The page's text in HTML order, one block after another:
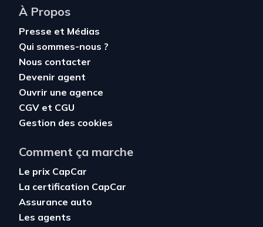
À Propos
Presse et Médias
Qui sommes-nous ?
Nous contacter
Devenir agent
Ouvrir une agence
CGV et CGU
Gestion des cookies
Comment ça marche
Le prix CapCar
La certification CapCar
Assurance auto
Les agents